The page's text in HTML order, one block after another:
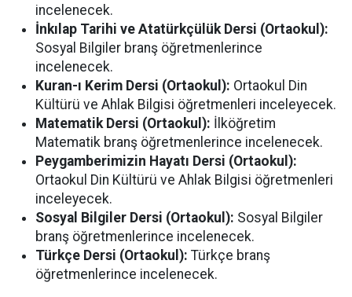
incelenecek.
İnkılap Tarihi ve Atatürkçülük Dersi (Ortaokul):
Sosyal Bilgiler branş öğretmenlerince
incelenecek.
Kuran-ı Kerim Dersi (Ortaokul): Ortaokul Din
Kültürü ve Ahlak Bilgisi öğretmenleri inceleyecek.
Matematik Dersi (Ortaokul): İlköğretim
Matematik branş öğretmenlerince incelenecek.
Peygamberimizin Hayatı Dersi (Ortaokul):
Ortaokul Din Kültürü ve Ahlak Bilgisi öğretmenleri
inceleyecek.
Sosyal Bilgiler Dersi (Ortaokul): Sosyal Bilgiler
branş öğretmenlerince incelenecek.
Türkçe Dersi (Ortaokul): Türkçe branş
öğretmenlerince incelenecek.